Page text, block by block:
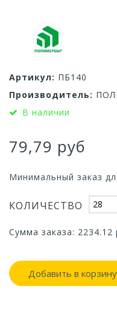
Артикул: ПБ140
Производитель:
В наличии
79,79 руб
Минимальный заказ
КОЛИЧЕСТВО
Сумма заказа: 2234.12
Добавить в корзину